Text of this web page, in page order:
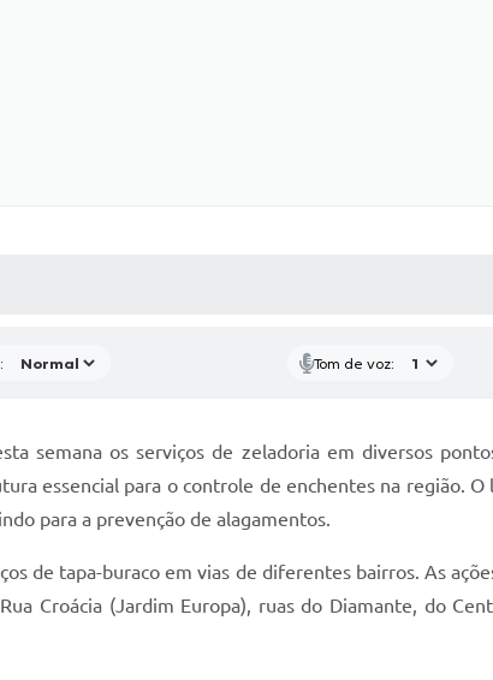
Tom de voz:
semana os serviços de zeladoria em diversos
essencial para o controle de enchentes na região.
para a prevenção de alagamentos.
de tapa-buraco em vias de diferentes bairros. As
Croácia (Jardim Europa), ruas do Diamante, do